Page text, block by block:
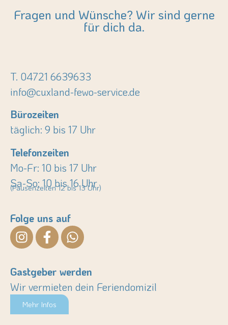
Fragen und Wünsche? Wir sind gerne
für dich da.
T. 04721 6639633
info@cuxland-fewo-service.de
Bürozeiten
täglich: 9 bis 17 Uhr
Telefonzeiten
Mo-Fr: 10 bis 17 Uhr
Sa-So: 10 bis 16 Uhr
(Pausenzeiten 12 bis 13 Uhr)
Folge uns auf
Gastgeber werden
Wir vermieten dein Feriendomizil
Mehr Infos